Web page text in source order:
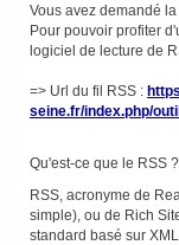
Vous avez demandé
Pour pouvoir profiter
logiciel de lecture de
=> Url du fil RSS :
seine.fr/index.php/
Qu'est-ce que le RSS ?
RSS, acronyme de
simple), ou de Rich
standard basé sur